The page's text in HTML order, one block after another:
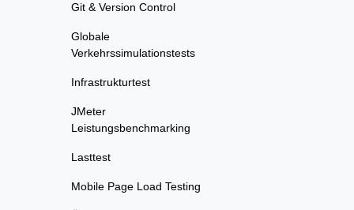
Git & Version Control
Globale
Verkehrssimulationstests
Infrastrukturtest
JMeter
Leistungsbenchmarking
Lasttest
Mobile Page Load Testing